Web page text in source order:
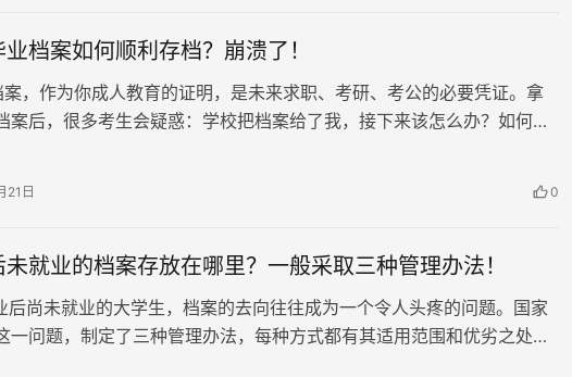
档案如何顺利存档？崩溃了！
，作为你成人教育的证明，是未来求职、考研、考公的必要凭证。拿
案后，很多考生会疑惑：学校把档案给了我，接下来该怎么办？如何才
21日 0
未就业的档案存放在哪里？一般采取三种管理办法！
尚未就业的大学生，档案的去向往往成为一个令人头疼的问题。国家
一问题，制定了三种管理办法，每种方式都有其适用范围和优劣之处，